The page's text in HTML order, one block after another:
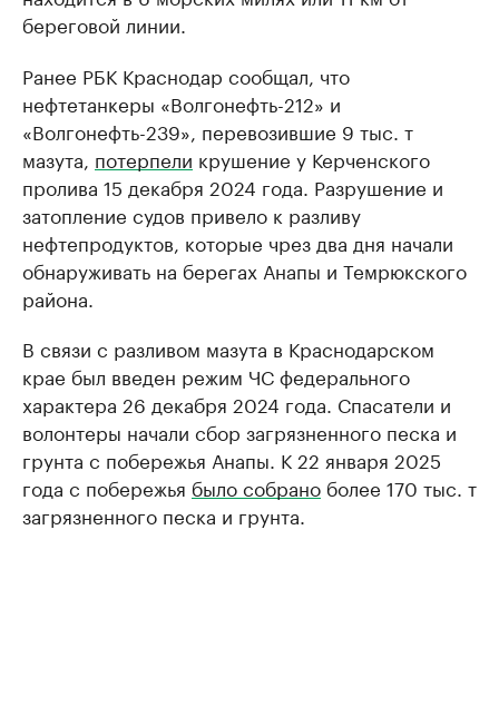
береговой линии.
Ранее РБК Краснодар сообщал, что
нефтетанкеры «Волгонефть-212» и
«Волгонефть-239», перевозившие 9 тыс. т
мазута, потерпели крушение у Керченского
пролива 15 декабря 2024 года. Разрушение и
затопление судов привело к разливу
нефтепродуктов, которые чрез два дня начали
обнаруживать на берегах Анапы и Темрюкского
района.
В связи с разливом мазута в Краснодарском
крае был введен режим ЧС федерального
характера 26 декабря 2024 года. Спасатели и
волонтеры начали сбор загрязненного песка и
грунта с побережья Анапы. К 22 января 2025
года с побережья было собрано более 170 тыс. т
загрязненного песка и грунта.